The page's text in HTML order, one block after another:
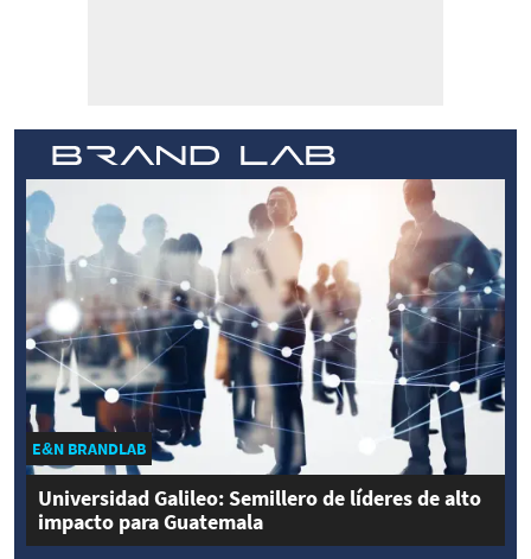
E&N BRANDLAB
Universidad Galileo: Semillero de líderes de alto
impacto para Guatemala